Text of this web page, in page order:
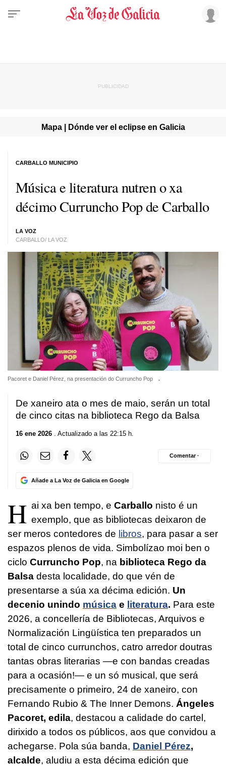
Mapa | Dónde ver el eclipse en Galicia
Música e literatura nutren o xa
décimo Curruncho Pop de Carballo
LA VOZ
CARBALLO/ LA VOZ
CARBALLO MUNICIPIO
Pacoret e Daniel Pérez, na presentación do Curruncho Pop .
De xaneiro ata o mes de maio, serán un total
de cinco citas na biblioteca Rego da Balsa
16 ene 2026 . Actualizado a las 22:15 h.
Añade a La Voz de Galicia en Google
Comentar ·
H ai xa ben tempo, e Carballo nisto é un
exemplo, que as bibliotecas deixaron de
ser meros contedores de libros, para pasar a ser
espazos plenos de vida. Simbolízao moi ben o
ciclo Curruncho Pop, na biblioteca Rego da
Balsa desta localidade, do que vén de
presentarse a súa xa décima edición. Un
decenio unindo música e literatura. Para este
2026, a concellería de Bibliotecas, Arquivos e
Normalización Lingüística ten preparados un
total de cinco currunchos, catro arredor doutras
tantas obras literarias —e con bandas creadas
para a ocasión!— e un só musical, que será
precisamente o primeiro, 24 de xaneiro, con
Fernando Rubio & The Inner Demons. Ángeles
Pacoret, edila, destacou a calidade do cartel,
dirixido a todos os públicos, aos que convidou a
achegarse. Pola súa banda, Daniel Pérez,
alcalde, aludiu a esta décima edición que